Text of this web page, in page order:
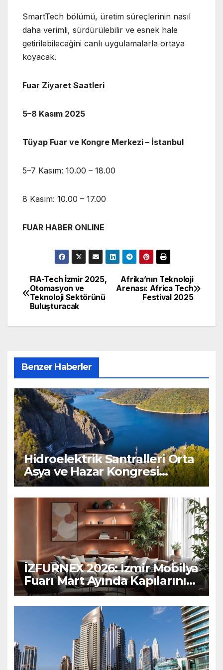
SmartTech bölümü, üretim süreçlerinin nasıl
daha verimli, sürdürülebilir ve esnek hale
getirilebileceğini canlı uygulamalarla ortaya
koyacak.
Fuar Ziyaret Saatleri
5–8 Kasım 2025
Tüyap Fuar ve Kongre Merkezi – İstanbul
5–7 Kasım: 10.00 – 18.00
8 Kasım: 10.00 – 17.00
FUAR HABER ONLINE
Yazı
gezinmesi
Afrika’nın Teknoloji
Arenası: Africa Tech
Festival 2025
FIA-Tech İzmir 2025,
Otomasyon ve
Teknoloji Sektörünü
Buluşturacak
Benzer Haberler
Hidroelektrik Santralleri Orta
Asya ve Hazar Kongresi
Bişkek’te Düzenlenecek
İZFURNEX 2026: İzmir Mobilya
Fuarı Mart Ayında Kapılarını
Açıyor